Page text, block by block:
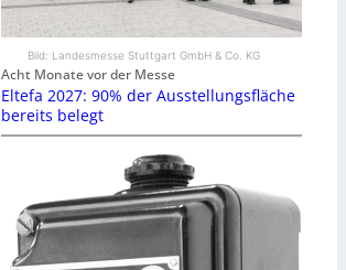
Bild: Landesmesse Stuttgart GmbH & Co. KG
Acht Monate vor der Messe
Eltefa 2027: 90% der Ausstellungsfläche
bereits belegt